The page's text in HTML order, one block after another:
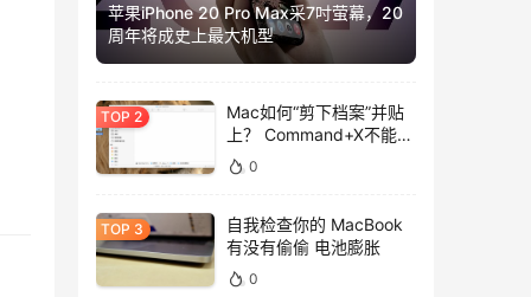
苹果iPhone 20 Pro Max采7吋萤幕，20
周年将成史上最大机型
Mac如何“剪下档案”并贴
上？ Command+X不能
用，用这招吧！
0
自我检查你的 MacBook
有没有偷偷 电池膨胀
0